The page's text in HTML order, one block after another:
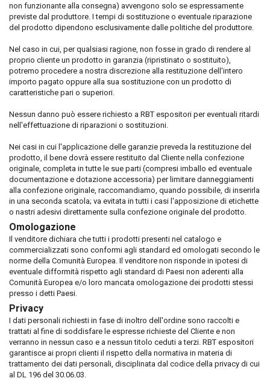
non funzionante alla consegna) avvengono solo se espressamente
previste dal produttore. I tempi di sostituzione o eventuale riparazione
del prodotto dipendono esclusivamente dalle politiche del produttore.
Nel caso in cui, per qualsiasi ragione, non fosse in grado di rendere al
proprio cliente un prodotto in garanzia (ripristinato o sostituito),
potremo procedere a nostra discrezione alla restituzione dell'intero
importo pagato oppure alla sua sostituzione con un prodotto di
caratteristiche pari o superiori.
Nessun danno può essere richiesto a RBT espositori per eventuali ritardi
nell'effettuazione di riparazioni o sostituzioni.
Nei casi in cui l'applicazione delle garanzie preveda la restituzione del
prodotto, il bene dovrà essere restituito dal Cliente nella confezione
originale, completa in tutte le sue parti (compresi imballo ed eventuale
documentazione e dotazione accessoria) per limitare danneggiamenti
alla confezione originale, raccomandiamo, quando possibile, di inserirla
in una seconda scatola; va evitata in tutti i casi l'apposizione di etichette
o nastri adesivi direttamente sulla confezione originale del prodotto.
Omologazione
Il venditore dichiara che tutti i prodotti presenti nel catalogo e
commercializzati sono conformi agli standard ed omologati secondo le
norme della Comunità Europea. Il venditore non risponde in ipotesi di
eventuale difformità rispetto agli standard di Paesi non aderenti alla
Comunità Europea e/o loro mancata omologazione dei prodotti stessi
presso i detti Paesi.
Privacy
I dati personali richiesti in fase di inoltro dell'ordine sono raccolti e
trattati al fine di soddisfare le espresse richieste del Cliente e non
verranno in nessun caso e a nessun titolo ceduti a terzi. RBT espositori
garantisce ai propri clienti il rispetto della normativa in materia di
trattamento dei dati personali, disciplinata dal codice della privacy di cui
al DL 196 del 30.06.03.